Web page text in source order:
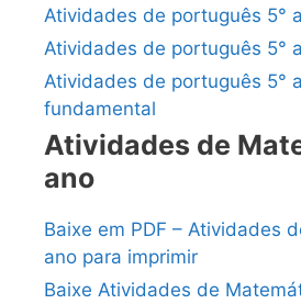
Atividades de português 5°
Atividades de português 5°
Atividades de português 5°
fundamental
Atividades de
ano
Baixe em PDF – Atividades
ano para imprimir
Baixe Atividades de